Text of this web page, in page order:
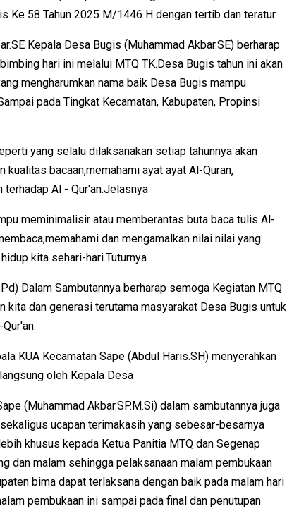
Ke 58 Tahun 2025 M/1446 H dengan tertib dan teratur.
Kepala Desa Bugis (Muhammad Akbar.SE) berharap
hari ini melalui MTQ TK.Desa Bugis tahun ini akan
mengharumkan nama baik Desa Bugis mampu
pada Tingkat Kecamatan, Kabupaten, Propinsi
yang selalu dilaksanakan setiap tahunnya akan
bacaan,memahami ayat ayat Al-Quran,
terhadap Al - Qur'an.Jelasnya
meminimalisir atau memberantas buta baca tulis Al-
dan mengamalkan nilai nilai yang
kita sehari-hari.Tuturnya
Dalam Sambutannya berharap semoga Kegiatan MTQ
kita dan generasi terutama masyarakat Desa Bugis untuk
KUA Kecamatan Sape (Abdul Haris.SH) menyerahkan
oleh Kepala Desa
(Muhammad Akbar.SP.M.Si) dalam sambutannya juga
ucapan terimakasih yang sebesar-besarnya
khusus kepada Ketua Panitia MTQ dan Segenap
dan malam sehingga pelaksanaan malam pembukaan
bima dapat terlaksana dengan baik pada malam hari
pembukaan ini sampai pada final dan penutupan